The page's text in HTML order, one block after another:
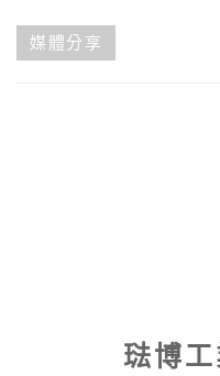
該獎項是全球最具聲望
新設計概念，通過優秀
媒體分享
琺博